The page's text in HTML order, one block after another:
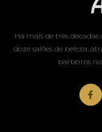
Há mais de três
doze salões de beleza,
barbeiros